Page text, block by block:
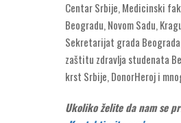
Centar Srbije, Medicinski
Beogradu, Novom Sadu,
Sekretarijat grada
zaštitu zdravlja studenata
krst Srbije, DonorHeroj i
Ukoliko želite da nam se